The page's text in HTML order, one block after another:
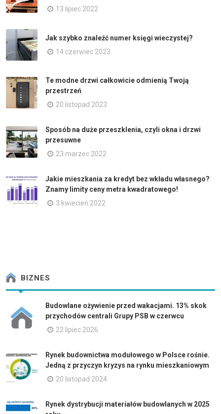
13 lipiec 2022
Jak szybko znaleźć numer księgi wieczystej?
14 czerwiec 2023
Te modne drzwi całkowicie odmienią Twoją
przestrzeń
20 listopad 2023
Sposób na duże przeszklenia, czyli okna i drzwi
przesuwne
23 marzec 2022
Jakie mieszkania za kredyt bez wkładu własnego?
Znamy limity ceny metra kwadratowego!
3 kwiecień 2022
BIZNES
Budowlane ożywienie przed wakacjami. 13% skok
przychodów centrali Grupy PSB w czerwcu
22 lipiec 2026
Rynek budownictwa modułowego w Polsce rośnie.
Jedną z przyczyn kryzys na rynku mieszkaniowym
20 listopad 2024
Rynek dystrybucji materiałów budowlanych w 2025